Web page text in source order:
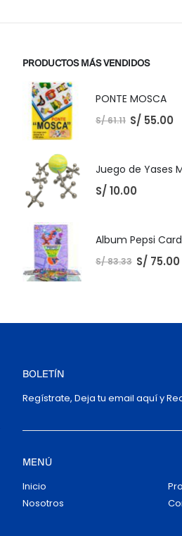
PRODUCTOS MÁS VENDIDOS
PONTE MOSCA
S/61.11 S/ 55.00
S/ 10.00
S/83.33 S/ 75.00
BOLETÍN
Regístrate, Deja tu email aquí y
MENÚ
Inicio
Nosotros